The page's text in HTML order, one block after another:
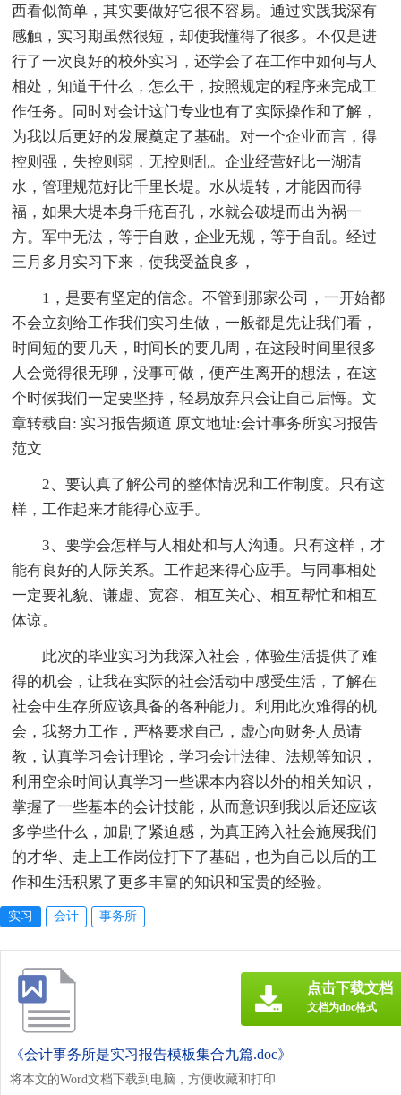
西看似简单，其实要做好它很不容易。通过实践我深有
感触，实习期虽然很短，却使我懂得了很多。不仅是进
行了一次良好的校外实习，还学会了在工作中如何与人
相处，知道干什么，怎么干，按照规定的程序来完成工
作任务。同时对会计这门专业也有了实际操作和了解，
为我以后更好的发展奠定了基础。对一个企业而言，得
控则强，失控则弱，无控则乱。企业经营好比一湖清
水，管理规范好比千里长堤。水从堤转，才能因而得
福，如果大堤本身千疮百孔，水就会破堤而出为祸一
方。军中无法，等于自败，企业无规，等于自乱。经过
三月多月实习下来，使我受益良多，
1，是要有坚定的信念。不管到那家公司，一开始都
不会立刻给工作我们实习生做，一般都是先让我们看，
时间短的要几天，时间长的要几周，在这段时间里很多
人会觉得很无聊，没事可做，便产生离开的想法，在这
个时候我们一定要坚持，轻易放弃只会让自己后悔。文
章转载自: 实习报告频道 原文地址:会计事务所实习报告
范文
2、要认真了解公司的整体情况和工作制度。只有这
样，工作起来才能得心应手。
3、要学会怎样与人相处和与人沟通。只有这样，才
能有良好的人际关系。工作起来得心应手。与同事相处
一定要礼貌、谦虚、宽容、相互关心、相互帮忙和相互
体谅。
此次的毕业实习为我深入社会，体验生活提供了难
得的机会，让我在实际的社会活动中感受生活，了解在
社会中生存所应该具备的各种能力。利用此次难得的机
会，我努力工作，严格要求自己，虚心向财务人员请
教，认真学习会计理论，学习会计法律、法规等知识，
利用空余时间认真学习一些课本内容以外的相关知识，
掌握了一些基本的会计技能，从而意识到我以后还应该
多学些什么，加剧了紧迫感，为真正跨入社会施展我们
的才华、走上工作岗位打下了基础，也为自己以后的工
作和生活积累了更多丰富的知识和宝贵的经验。
实习 会计 事务所
《会计事务所是实习报告模板集合九篇.doc》
将本文的Word文档下载到电脑，方便收藏和打印
点击下载文档
文档为doc格式